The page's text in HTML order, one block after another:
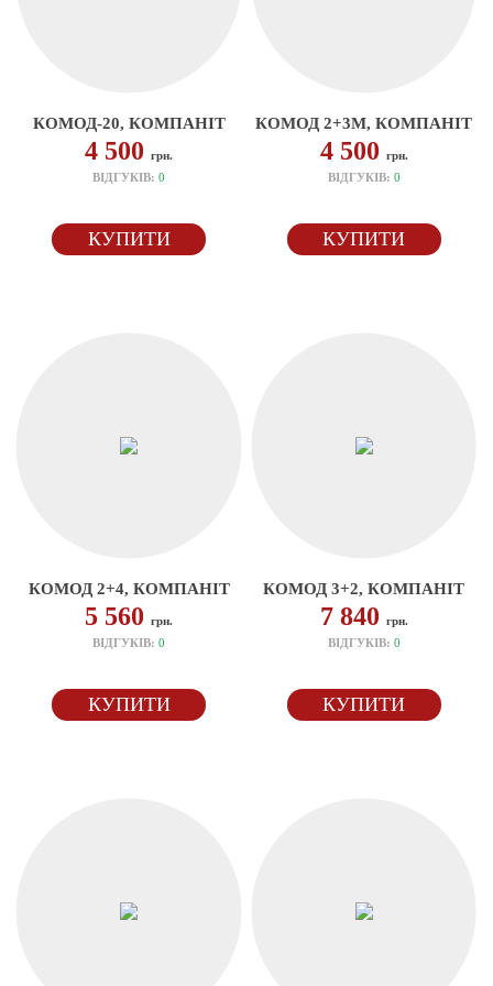
КОМОД-20, КОМПАНІТ
4 500грн.
ВІДГУКІВ:0
КУПИТИ
КОМОД 2+3М, КОМПАНІТ
4 500 грн.
ВІДГУКІВ: 0
КУПИТИ
КОМОД 2+4, КОМПАНІТ
5 560грн.
ВІДГУКІВ:0
КУПИТИ
КОМОД 3+2, КОМПАНІТ
7 840 грн.
ВІДГУКІВ: 0
КУПИТИ